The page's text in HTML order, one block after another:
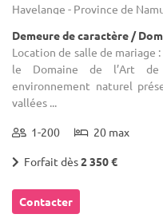
Havelange - Province de
Demeure de caractère /
Location de salle de mariage
le Domaine de l’Art
environnement naturel
vallées ...
1-200 20 max
Forfait dès2 350 €
Contacter